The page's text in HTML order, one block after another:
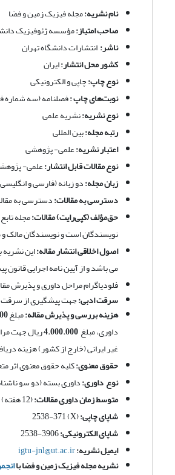
نام نشریه:مجله فیزیک زمین و فضا
صاحب امتیاز:مؤسسه ژئوفیزیک
ناشر:انتشارات دانشگاه تهران
کشور محل انتشار:ایران
نوع چاپ:چاپی و الکترونیکی
نوبت‌های چاپ :فصلنامه (سه شماره
نوع نشریه:نشریه علمی
رتبه مجله:بین المللی
اعتبار نشریه:علمی- پژوهشی
نوع مقالات قابل انتشار:علمی-
زبان مجله:دو زبانه (فارسی و
دسترسی به مقالات:دسترسی به
حق‌مؤلف (کپی‌رایت) مقالات:مجله
نویسندگان است و نویسندگان
اصول اخلاقی انتشار مقاله:این نشریه
می باشد و از آیین نامه اجرایی قانون
فلودیاگرام مراحل داوری و پذیرش
سرقت ادبی:جهت پیشگیری از سرقت
هزینه بررسی و پذیرش مقاله:مبلغ
داوری، مبلغ4.000.000ریال جهت
غیر ایرانی (خارج از کشور) هزینه
حقوق معنوی:کلیه حقوق معنوی اثر
نوع داوری:داوری بسته (دو سو ناشناس)
متوسط زمان داوری مقالات:(12 هفته)
شاپای چاپی:(X) 2538-371
شاپای الکترونیکی:3906-2538
ایمیل نشریه:igtu-jnl@ut.ac.ir
نشریه مجله فیزیک زمین و فضا با